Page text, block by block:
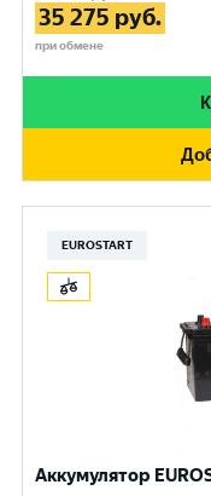
35 275 руб.
при обмене
EUROSTART
Аккумулятор